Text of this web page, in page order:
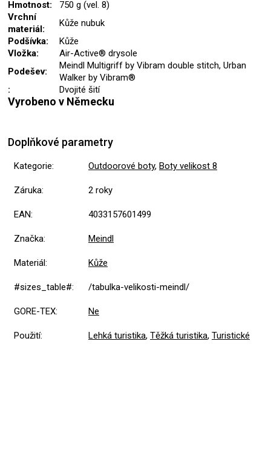
Hmotnost:
750 g (vel. 8)
Vrchní
materiál:
Kůže nubuk
Podšívka:
Kůže
Vložka:
Air-Active® drysole
Podešev:
Meindl Multigriff by Vibram double stitch, Urban
Walker by Vibram®
:
Dvojité šití
Vyrobeno v Německu
Doplňkové parametry
Kategorie: Outdoorové boty, Boty velikost 8
Záruka: 2 roky
EAN: 4033157601499
Značka: Meindl
Materiál: Kůže
#sizes_table#: /tabulka-velikosti-meindl/
GORE-TEX: Ne
Použití: Lehká turistika, Těžká turistika, Turistické